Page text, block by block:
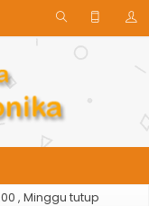
, Minggu tutup